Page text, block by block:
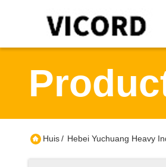
Huis/ Hebei Yuchuang Heavy